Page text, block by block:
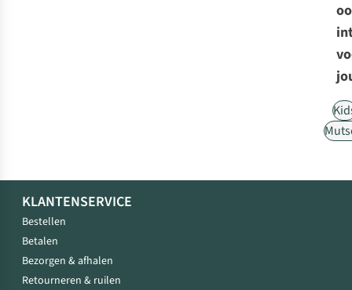
KLANTENSERVICE
Bestellen
Betalen
Bezorgen & afhalen
Retourneren & ruilen